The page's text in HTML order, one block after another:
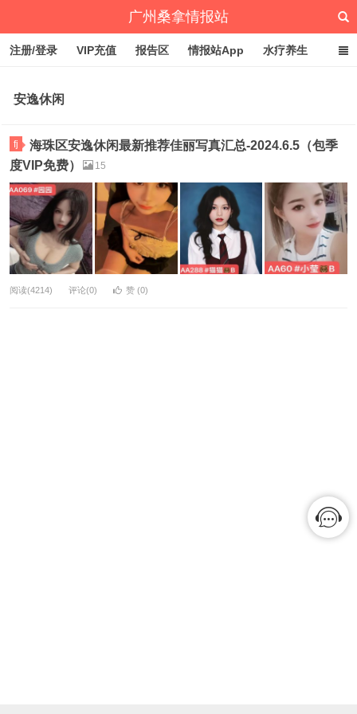
广州桑拿情报站
注册/登录 VIP充值 报告区 情报站App 水疗养生
安逸休闲
fj
海珠区安逸休闲最新推荐佳丽写真汇总-2024.6.5（包季
度VIP免费）
15
阅读(4214) 评论(0) 赞 (0)